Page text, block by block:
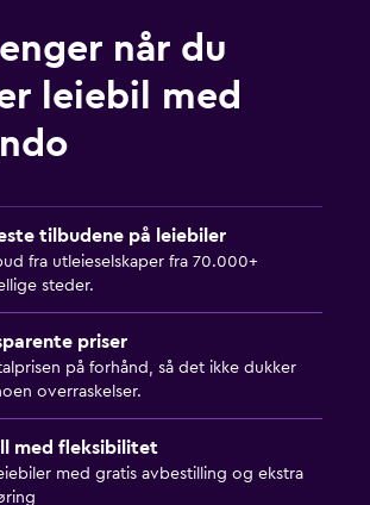
når du
leiebil med
tilbudene på leiebiler
fra utleieselskaper fra 70.000+
steder.
priser
på forhånd, så det ikke dukker
overraskelser.
med fleksibilitet
med gratis avbestilling og ekstra